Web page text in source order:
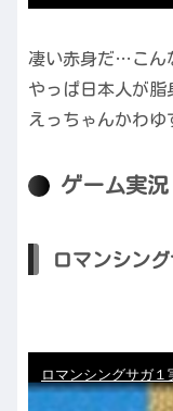
凄い赤身だ…こん
やっぱ日本人が脂
えっちゃんかわ
ゲーム実況
ロマンシン